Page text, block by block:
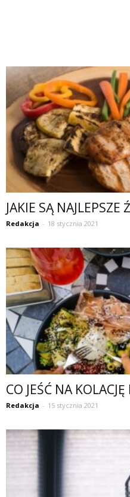
JAKIE SĄ NAJLEPSZE
Redakcja - 18 stycznia 2021
CO JEŚĆ NA
Redakcja - 15 stycznia 2021